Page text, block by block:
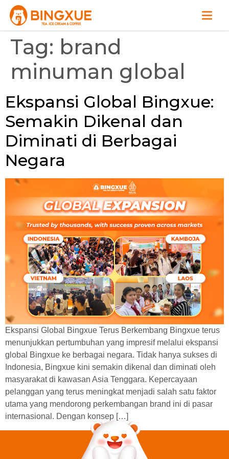
Tag: brand
minuman global
Ekspansi Global Bingxue:
Semakin Dikenal dan
Diminati di Berbagai
Negara
Ekspansi Global Bingxue Terus Berkembang Bingxue terus
menunjukkan pertumbuhan yang impresif melalui ekspansi
global Bingxue ke berbagai negara. Tidak hanya sukses di
Indonesia, Bingxue kini semakin dikenal dan diminati oleh
masyarakat di kawasan Asia Tenggara. Kepercayaan
pelanggan yang terus meningkat menjadi salah satu faktor
utama yang mendorong perkembangan brand ini di pasar
internasional. Dengan konsep […]